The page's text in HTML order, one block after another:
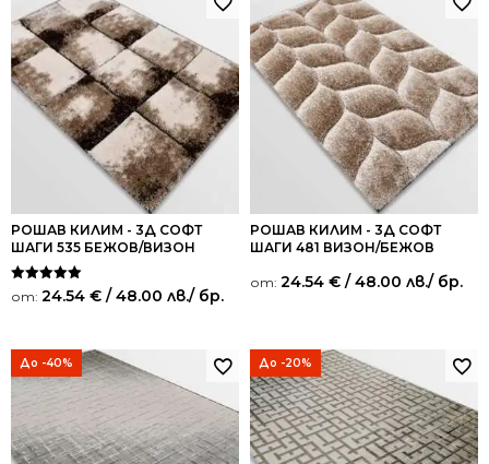
РОШАВ КИЛИМ - 3Д СОФТ
ШАГИ 535 БЕЖОВ/ВИЗОН
Оценено на
5.00
от: 24.54 € / 48.00 лв./ бр.
РОШАВ КИЛИМ - 3Д СОФТ
ШАГИ 481 ВИЗОН/БЕЖОВ
от: 24.54 € / 48.00 лв./ бр.
До -40% До -20%